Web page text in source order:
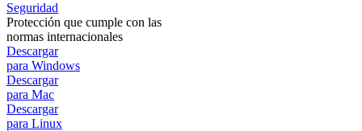
Seguridad
Protección que cumple con las
normas internacionales
Descargar
para Windows
Descargar
para Mac
Descargar
para Linux